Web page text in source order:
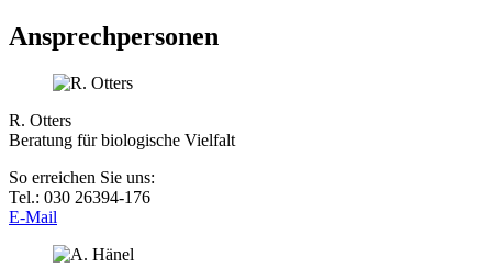
Ansprechpersonen
R. Otters
Beratung für biologische Vielfalt
So erreichen Sie uns:
Tel.: 030 26394-176
E-Mail